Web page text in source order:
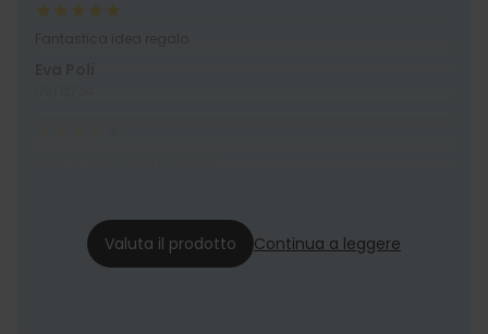
Valuta il prodotto Continua a leggere